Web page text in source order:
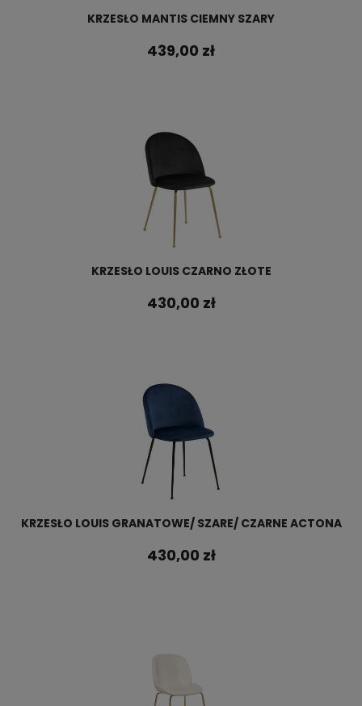
KRZESŁO MANTIS CIEMNY SZARY
439,00 zł
KRZESŁO LOUIS CZARNO ZŁOTE
430,00 zł
KRZESŁO LOUIS GRANATOWE/ SZARE/ CZARNE ACTONA
430,00 zł